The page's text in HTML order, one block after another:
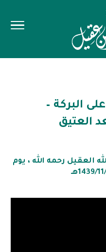
البركة –
العتيق
العقيل رحمه الله ، يوم